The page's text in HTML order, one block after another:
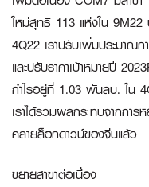
ใหม่สุทธิ 113 แห่งใน
4Q22 เราปรับเพิ่มประมาณ
และปรับราคาเป้าหมายปี
กำไรอยู่ที่ 1.03 พันลบ. ใน
เราได้รวมผลกระทบจากกา
คลายล็อกดาวน์ของจีนแล้ว
ขยายสาขาต่อเนื่อง